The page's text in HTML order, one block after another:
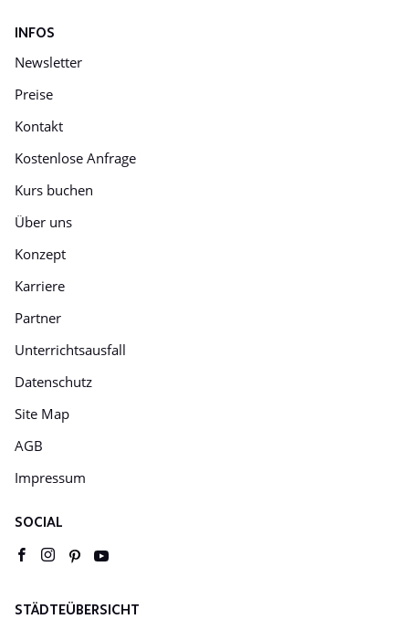
INFOS
Newsletter
Preise
Kontakt
Kostenlose Anfrage
Kurs buchen
Über uns
Konzept
Karriere
Partner
Unterrichtsausfall
Datenschutz
Site Map
AGB
Impressum
SOCIAL
facebookinstagram
pinterest
STÄDTEÜBERSICHT